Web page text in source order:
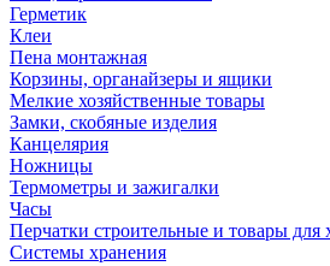
Герметик
Клеи
Пена монтажная
Корзины, органайзеры и ящики
Мелкие хозяйственные товары
Замки, скобяные изделия
Канцелярия
Ножницы
Термометры и зажигалки
Часы
Перчатки строительные и товары для
Системы хранения